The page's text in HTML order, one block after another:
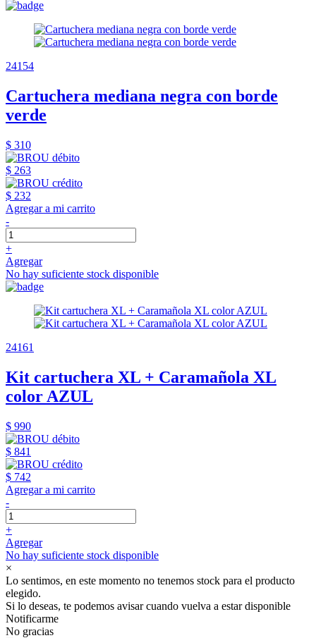
24154
Cartuchera mediana negra con borde
verde
$ 310
$ 263
$ 232
Agregar a mi carrito
-
+
Agregar
No hay suficiente stock disponible
24161
Kit cartuchera XL + Caramañola XL
color AZUL
$ 990
$ 841
$ 742
Agregar a mi carrito
-
+
Agregar
No hay suficiente stock disponible
×
Lo sentimos, en este momento no tenemos stock para el producto
elegido.
Si lo deseas, te podemos avisar cuando vuelva a estar disponible
Notificarme
No gracias